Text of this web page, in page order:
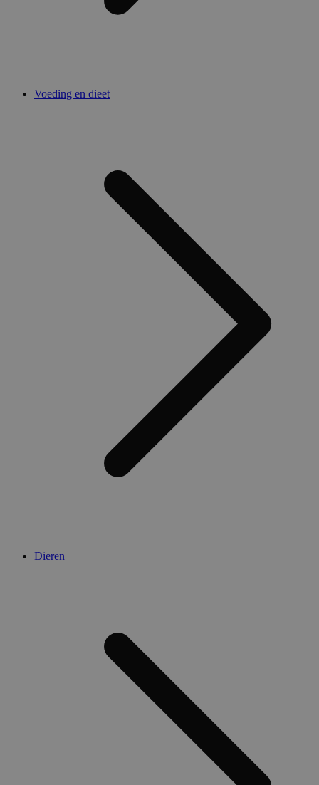
Voeding en dieet
Dieren